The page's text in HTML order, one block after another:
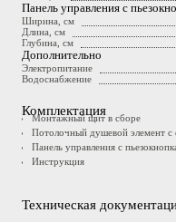
Панель управления с
Ширина, см
Длина, см
Глубина, см
Дополнительно
Электропитание
Водоснабжение
Комплектация
Монтажный щит в сборе
Потолочный душевой элемент
Панель управления с
Инструкция
Техническая